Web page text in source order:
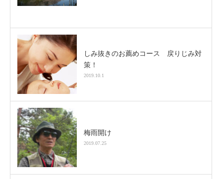
しみ抜きのお薦めコース 戻りじみ対
策！
2019.10.1
梅雨開け
2019.07.25